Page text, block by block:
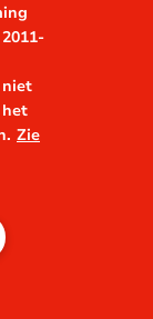
niet
Zie